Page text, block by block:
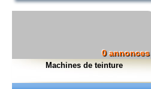
0 annonces
Machines de teinture